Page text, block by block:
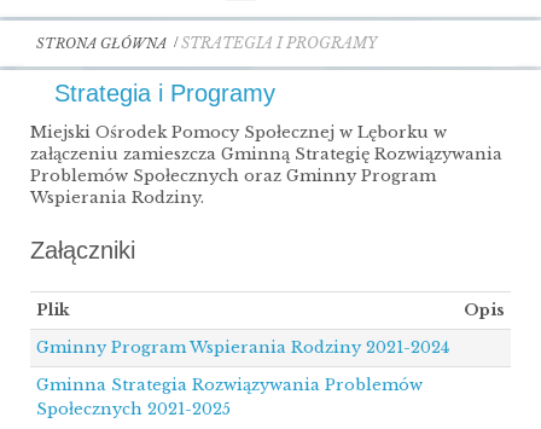
STRONA GŁÓWNA STRATEGIA I PROGRAMY
Strategia i Programy
Miejski Ośrodek Pomocy Społecznej w Lęborku w
załączeniu zamieszcza Gminną Strategię Rozwiązywania
Problemów Społecznych oraz Gminny Program
Wspierania Rodziny.
Załączniki
Plik
Opis
Gminny Program Wspierania Rodziny 2021-2024
Gminna Strategia Rozwiązywania Problemów
Społecznych 2021-2025